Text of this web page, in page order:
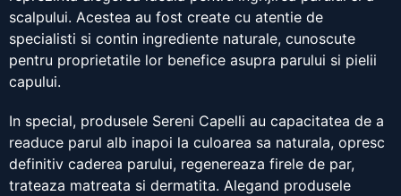
scalpului. Acestea au fost create cu atentie de
specialisti si contin ingrediente naturale, cunoscute
pentru proprietatile lor benefice asupra parului si pielii
capului.
In special, produsele Sereni Capelli au capacitatea de a
readuce parul alb inapoi la culoarea sa naturala, opresc
definitiv caderea parului, regenereaza firele de par,
trateaza matreata si dermatita. Alegand produsele